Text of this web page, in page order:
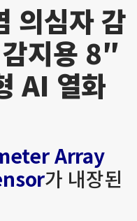
의심자 감
지용 8″
AI 열화
Array
가 내장된